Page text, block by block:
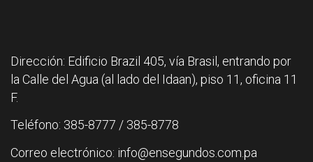
Dirección: Edificio Brazil 405, vía Brasil, entrando por
la Calle del Agua (al lado del Idaan), piso 11, oficina 11
F.
Teléfono: 385-8777 / 385-8778
Correo electrónico: info@ensegundos.com.pa